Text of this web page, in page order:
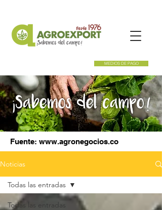
MEDIOS DE PAGO
Fuente: www.agronegocios.co
Noticias
Todas las entradas
Todas las entradas